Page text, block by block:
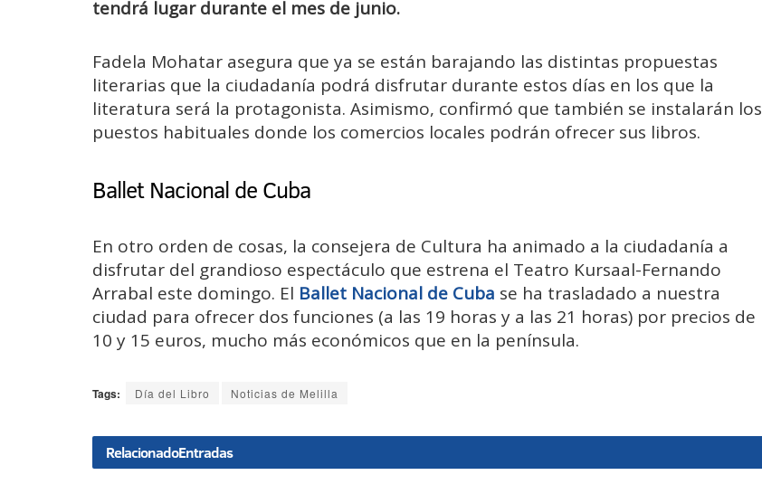
tendrá lugar durante el mes de junio.
Fadela Mohatar asegura que ya se están barajando las distintas propuestas
literarias que la ciudadanía podrá disfrutar durante estos días en los que la
literatura será la protagonista. Asimismo, confirmó que también se instalarán los
puestos habituales donde los comercios locales podrán ofrecer sus libros.
Ballet Nacional de Cuba
En otro orden de cosas, la consejera de Cultura ha animado a la ciudadanía a
disfrutar del grandioso espectáculo que estrena el Teatro Kursaal-Fernando
Arrabal este domingo. El Ballet Nacional de Cuba se ha trasladado a nuestra
ciudad para ofrecer dos funciones (a las 19 horas y a las 21 horas) por precios de
10 y 15 euros, mucho más económicos que en la península.
Tags: Día del Libro Noticias de Melilla
RelacionadoEntradas